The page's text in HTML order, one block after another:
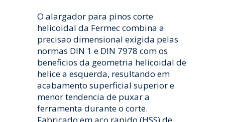
O alargador para pinos corte
helicoidal da Fermec combina a
precisao dimensional exigida pelas
normas DIN 1 e DIN 7978 com os
beneficios da geometria helicoidal de
helice a esquerda, resultando em
acabamento superficial superior e
menor tendencia de puxar a
ferramenta durante o corte.